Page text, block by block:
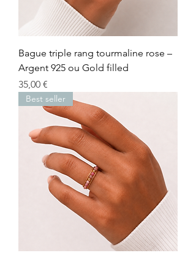
Bague triple rang tourmaline rose –
Argent 925 ou Gold filled
Prix
35,00 €
Best seller